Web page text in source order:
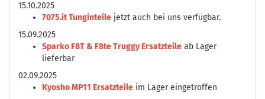
15.10.2025
7075.it Tunginteile jetzt auch bei uns verfügbar.
15.09.2025
Sparko F8T & F8te Truggy Ersatzteile ab Lager
lieferbar
02.09.2025
Kyosho MP11 Ersatzteile im Lager eingetroffen